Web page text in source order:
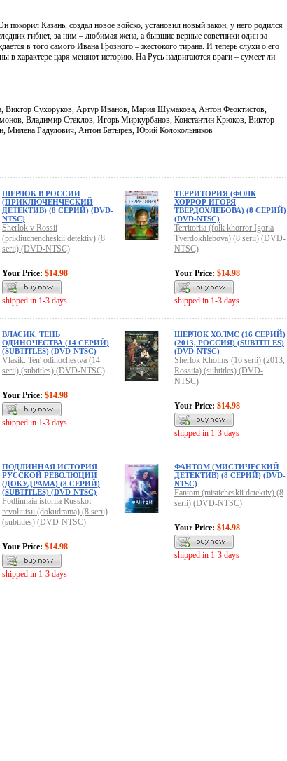
Казань, создал новое войско, установил новый закон, у него родился
гибнет, за ним – любимая жена, а бывшие верные советники один за
в того самого Ивана Грозного – жестокого тирана. И теперь слухи о его
в характере царя меняют историю. На Русь надвигаются враги – сумеет ли
Виктор Сухоруков, Артур Иванов, Мария Шумакова, Антон Феоктистов,
Владимир Стеклов, Игорь Миркурбанов, Константин Крюков, Виктор
Милена Радулович, Антон Батырев, Юрий Колокольников
ШЕРЛОК В РОССИИ
(ПРИКЛЮЧЕНЧЕСКИЙ
ДЕТЕКТИВ) (8 СЕРИЙ) (DVD-
NTSC)
Sherlok v Rossii
(prikliuchencheskii detektiv) (8
serii) (DVD-NTSC)
Your Price: $14.98
shipped in 1-3 days
ТЕРРИТОРИЯ (ФОЛК
ХОРРОР ИГОРЯ
ТВЕРДОХЛЕБОВА) (8 СЕРИЙ)
(DVD-NTSC)
Territoriia (folk khorror Igoria
Tverdokhlebova) (8 serii) (DVD-
NTSC)
Your Price: $14.98
shipped in 1-3 days
ВЛАСИК. ТЕНЬ
ОДИНОЧЕСТВА (14 СЕРИЙ)
(SUBTITLES) (DVD-NTSC)
Vlasik. Ten' odinochestva (14
serii) (subtitles) (DVD-NTSC)
Your Price: $14.98
shipped in 1-3 days
ШЕРЛОК ХОЛМС (16 СЕРИЙ)
(2013, РОССИЯ) (SUBTITLES)
(DVD-NTSC)
Sherlok Kholms (16 serii) (2013,
Rossiia) (subtitles) (DVD-
NTSC)
Your Price: $14.98
shipped in 1-3 days
ПОДЛИННАЯ ИСТОРИЯ
РУССКОЙ РЕВОЛЮЦИИ
(ДОКУДРАМА) (8 СЕРИЙ)
(SUBTITLES) (DVD-NTSC)
Podlinnaia istoriia Russkoi
revoliutsii (dokudrama) (8 serii)
(subtitles) (DVD-NTSC)
Your Price: $14.98
shipped in 1-3 days
ФАНТОМ (МИСТИЧЕСКИЙ
ДЕТЕКТИВ) (8 СЕРИЙ) (DVD-
NTSC)
Fantom (misticheskii detektiv) (8
serii) (DVD-NTSC)
Your Price: $14.98
shipped in 1-3 days